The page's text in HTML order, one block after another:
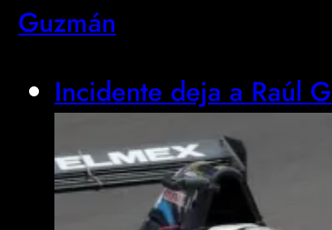
Guzmán
Incidente deja a Raúl